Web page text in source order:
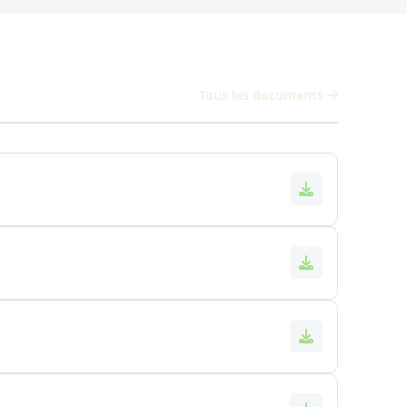
Tous les documents